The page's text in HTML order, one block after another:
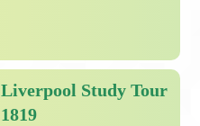
Liverpool Study Tour
1819